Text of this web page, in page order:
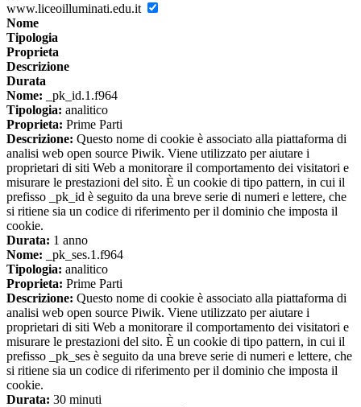
www.liceoilluminati.edu.it
Nome
Tipologia
Proprieta
Descrizione
Durata
Nome: _pk_id.1.f964
Tipologia: analitico
Proprieta: Prime Parti
Descrizione: Questo nome di cookie è associato alla piattaforma di
analisi web open source Piwik. Viene utilizzato per aiutare i
proprietari di siti Web a monitorare il comportamento dei visitatori e
misurare le prestazioni del sito. È un cookie di tipo pattern, in cui il
prefisso _pk_id è seguito da una breve serie di numeri e lettere, che
si ritiene sia un codice di riferimento per il dominio che imposta il
cookie.
Durata: 1 anno
Nome: _pk_ses.1.f964
Tipologia: analitico
Proprieta: Prime Parti
Descrizione: Questo nome di cookie è associato alla piattaforma di
analisi web open source Piwik. Viene utilizzato per aiutare i
proprietari di siti Web a monitorare il comportamento dei visitatori e
misurare le prestazioni del sito. È un cookie di tipo pattern, in cui il
prefisso _pk_ses è seguito da una breve serie di numeri e lettere, che
si ritiene sia un codice di riferimento per il dominio che imposta il
cookie.
Durata: 30 minuti